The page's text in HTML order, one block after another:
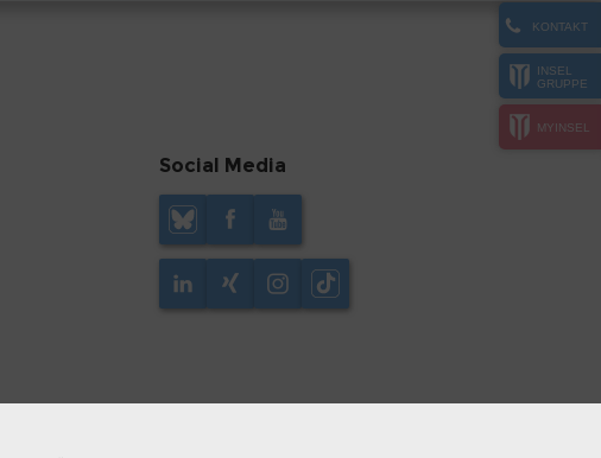
KONTAKT
INSEL
GRUPPE
MYINSEL
Social Media